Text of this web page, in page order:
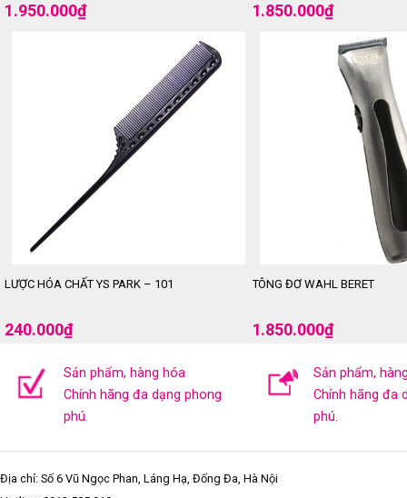
1.950.000₫ 1.850.000₫
LƯỢC HÓA CHẤT YS PARK – 101
240.000₫
TÔNG ĐƠ WAHL BERET
1.850.000₫
Sản phẩm, hàng hóa
Chính hãng đa dạng phong
phú.
Sản phẩm,
Chính hãng đa
phú.
Địa chỉ: Số 6 Vũ Ngọc Phan, Láng Hạ, Đống Đa, Hà Nội